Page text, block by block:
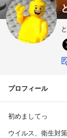
プロフィール
初めましてっ
ウイルス、衛生対